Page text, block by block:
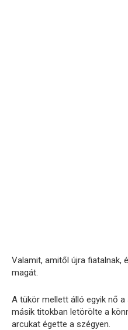
Valamit, amitől újra fiatalnak,
magát.
A tükör mellett álló egyik nő a
másik titokban letörölte a
arcukat égette a szégyen.